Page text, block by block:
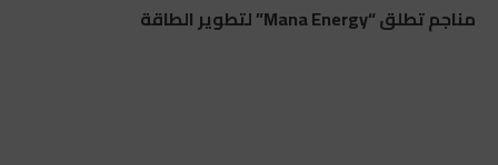
مناجم تطلق “Mana Energy” لتطوير الطاقة